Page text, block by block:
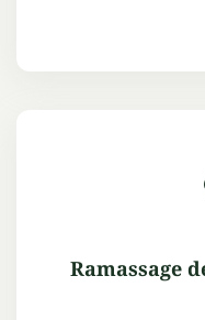
Ramassage